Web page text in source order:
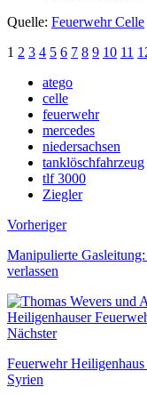
Quelle: Feuerwehr Celle
1 2 3 4 5 6 7 8 9 10 11
atego
celle
feuerwehr
mercedes
niedersachsen
tanklöschfahrzeug
tlf 3000
Ziegler
Vorheriger
Manipulierte
verlassen
Nächster
Feuerwehr
Syrien